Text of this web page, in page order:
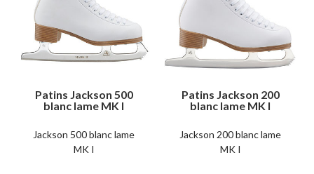
Patins Jackson 500
blanc lame MK I
Jackson 500 blanc lame
MK I
Patins Jackson 200
blanc lame MK I
Jackson 200 blanc lame
MK I